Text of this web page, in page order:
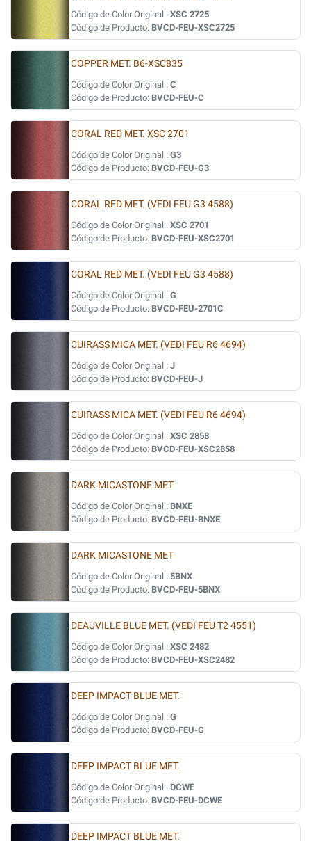
Código de Color Original : XSC 2725
Código de Producto: BVCD-FEU-XSC2725
COPPER MET. B6-XSC835
Código de Color Original : C
Código de Producto: BVCD-FEU-C
CORAL RED MET. XSC 2701
Código de Color Original : G3
Código de Producto: BVCD-FEU-G3
CORAL RED MET. (VEDI FEU G3 4588)
Código de Color Original : XSC 2701
Código de Producto: BVCD-FEU-XSC2701
CORAL RED MET. (VEDI FEU G3 4588)
Código de Color Original : G
Código de Producto: BVCD-FEU-2701C
CUIRASS MICA MET. (VEDI FEU R6 4694)
Código de Color Original : J
Código de Producto: BVCD-FEU-J
CUIRASS MICA MET. (VEDI FEU R6 4694)
Código de Color Original : XSC 2858
Código de Producto: BVCD-FEU-XSC2858
DARK MICASTONE MET
Código de Color Original : BNXE
Código de Producto: BVCD-FEU-BNXE
DARK MICASTONE MET
Código de Color Original : 5BNX
Código de Producto: BVCD-FEU-5BNX
DEAUVILLE BLUE MET. (VEDI FEU T2 4551)
Código de Color Original : XSC 2482
Código de Producto: BVCD-FEU-XSC2482
DEEP IMPACT BLUE MET.
Código de Color Original : G
Código de Producto: BVCD-FEU-G
DEEP IMPACT BLUE MET.
Código de Color Original : DCWE
Código de Producto: BVCD-FEU-DCWE
DEEP IMPACT BLUE MET.